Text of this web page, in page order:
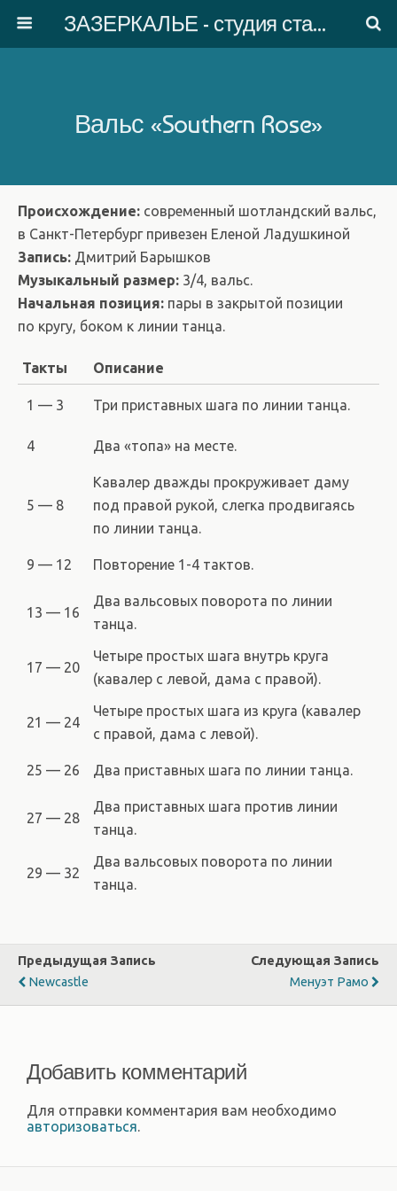
ЗАЗЕРКАЛЬЕ - студия старинного танца
Вальс «Southern Rose»
Происхождение: современный шотландский вальс,
в Санкт-Петербург привезен Еленой Ладушкиной
Запись: Дмитрий Барышков
Музыкальный размер: 3/4, вальс.
Начальная позиция: пары в закрытой позиции
по кругу, боком к линии танца.
Такты Описание
1 — 3 Три приставных шага по линии танца.
4 Два «топа» на месте.
5 — 8
Кавалер дважды прокруживает даму
под правой рукой, слегка продвигаясь
по линии танца.
9 — 12 Повторение 1-4 тактов.
13 — 16
Два вальсовых поворота по линии
танца.
17 — 20
Четыре простых шага внутрь круга
(кавалер с левой, дама с правой).
21 — 24
Четыре простых шага из круга (кавалер
с правой, дама с левой).
25 — 26 Два приставных шага по линии танца.
27 — 28
Два приставных шага против линии
танца.
29 — 32
Два вальсовых поворота по линии
танца.
Предыдущая Запись
Newcastle
Следующая Запись
Менуэт Рамо
Добавить комментарий
Для отправки комментария вам необходимо
авторизоваться.